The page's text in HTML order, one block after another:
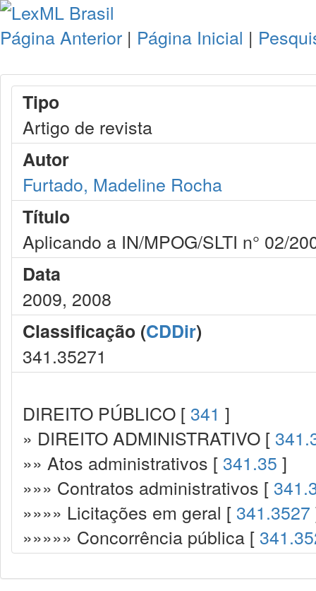
Página Anterior | Página Inicial |
Tipo
Artigo de revista
Autor
Furtado, Madeline Rocha
Título
Aplicando a IN/MPOG/SLTI n° 02/
Data
2009, 2008
Classificação (CDDir)
341.35271
DIREITO PÚBLICO [ 341 ]
» DIREITO ADMINISTRATIVO [
»» Atos administrativos [ 341.35 ]
»»» Contratos administrativos [
»»»» Licitações em geral [ 341.3527
»»»»» Concorrência pública [